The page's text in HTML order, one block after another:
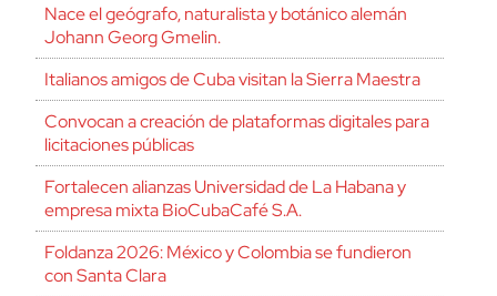
Nace el geógrafo, naturalista y botánico alemán
Johann Georg Gmelin.
Italianos amigos de Cuba visitan la Sierra Maestra
Convocan a creación de plataformas digitales para
licitaciones públicas
Fortalecen alianzas Universidad de La Habana y
empresa mixta BioCubaCafé S.A.
Foldanza 2026: México y Colombia se fundieron
con Santa Clara